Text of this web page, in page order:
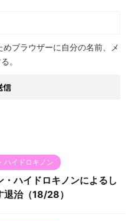
ブラウザーに自分の名前、メ
。
ハイドロキノン
・ハイドロキノンによるし
退治（18/28）